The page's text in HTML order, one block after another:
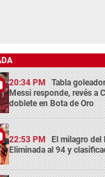
20:34 PM Tabla
Messi responde, revés a
doblete en Bota de Oro
22:53 PM El milagro
Eliminada al 94 y